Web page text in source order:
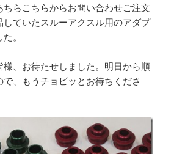
ちらこちらからお問い合わせご注文
していたスルーアクスル用のアダプ
。
様、お待たせしました。明日から順
、もうチョビッとお待ちくださ